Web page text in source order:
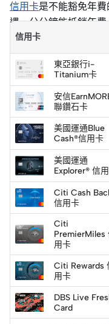
信用卡是不能豁免年
遇，分分鐘能抵銷年費
信用卡
東亞銀行i-
Titanium卡
安信
聯鑽石卡
美國運通Blue
Cash®信用卡
美國運通
Explorer® 信
Citi Cash
信用卡
Citi
PremierMiles
用卡
Citi Rewards
用卡
DBS Live
Card